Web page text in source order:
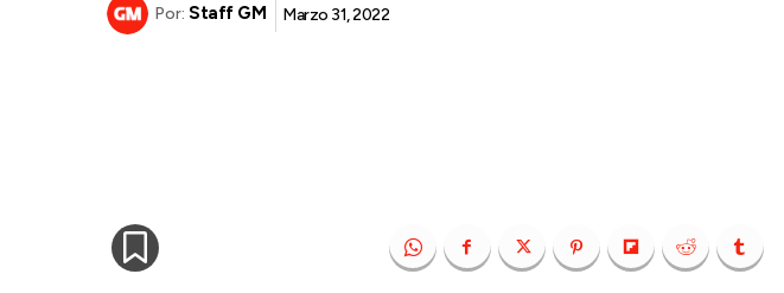
Por: Staff GM Marzo 31, 2022